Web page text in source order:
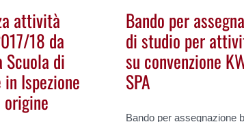
attività
18 da
Scuola di
Ispezione
Bando per
di studio per
su convenzione
SPA
Bando per assegnazione